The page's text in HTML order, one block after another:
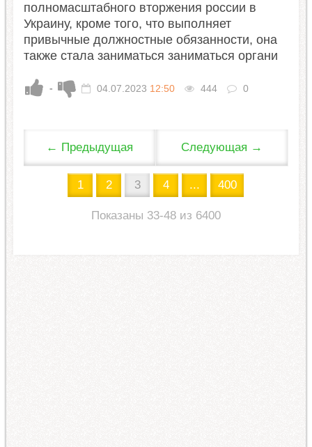
полномасштабного вторжения россии в
Украину, кроме того, что выполняет
привычные должностные обязанности, она
также стала заниматься заниматься органи
- 04.07.2023 12:50 444 0
← Предыдущая Следующая →
1 2 3 4 ... 400
Показаны 33-48 из 6400